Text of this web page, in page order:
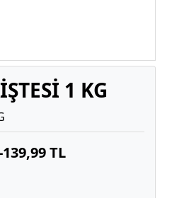
1 KG
139,99 TL